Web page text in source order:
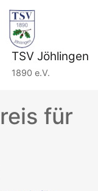
TSV Jöhlingen
1890 e.V.
für